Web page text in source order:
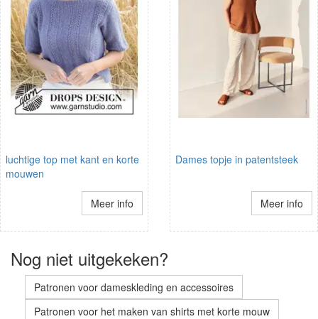
luchtige top met kant en korte
mouwen
Meer info
Dames topje in patentsteek
Meer info
Nog niet uitgekeken?
Patronen voor dameskleding en accessoires
Patronen voor het maken van shirts met korte mouw